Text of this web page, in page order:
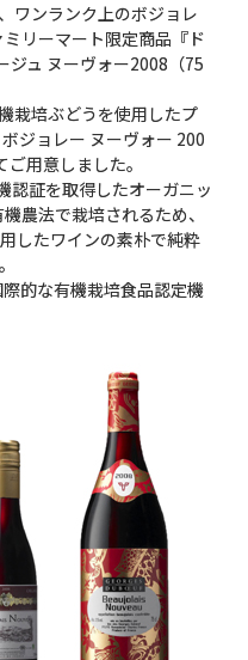
ワンランク上のボジョレ
リーマート限定商品『ド
ジュ ヌーヴォー2008（75
栽培ぶどうを使用したプ
ジョレー ヌーヴォー 200
用意しました。
認証を取得したオーガニッ
農法で栽培されるため、
したワインの素朴で純粋
的な有機栽培食品認定機